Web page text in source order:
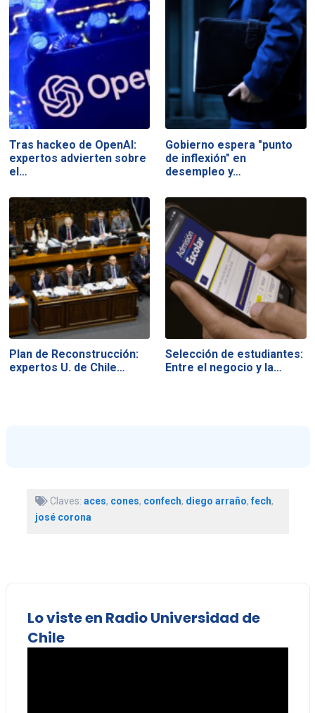
Tras hackeo de OpenAI:
expertos advierten sobre
el…
Gobierno espera "punto
de inflexión" en
desempleo y…
Plan de Reconstrucción:
expertos U. de Chile…
Selección de estudiantes:
Entre el negocio y la…
Claves: aces, cones, confech, diego arraño,fech,
josé corona
Lo viste en Radio Universidad de
Chile